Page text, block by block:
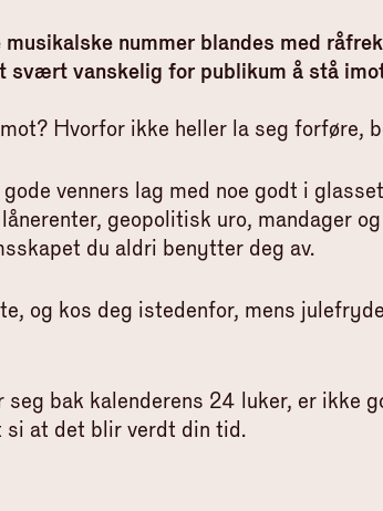
nummer blandes med
svært vanskelig for publikum å stå
Hvorfor ikke heller la seg forføre,
venners lag med noe godt i
geopolitisk uro, mandager og
du aldri benytter deg av.
og kos deg istedenfor, mens
seg bak kalenderens 24 luker, er ikke
si at det blir verdt din tid.